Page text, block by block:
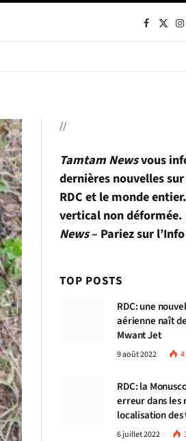
Facebook
X
//
Tamtam Newsvous
dernières nouvelles
RDC et le monde
vertical non déformée.
News– Pariez sur
TOP POSTS
RDC: une
aérienne naît
Mwant Jet
9 août 2022
RDC: la
erreur dans les
localisation
congolaises
6 juillet 2022